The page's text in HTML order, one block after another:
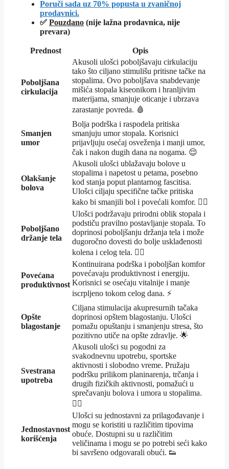
Poruči sada uz 70% popusta u zvaničnoj
prodavnici.
✅ Pouzdano (nije lažna prodavnica, nije
prevara)
Prednost Opis
Poboljšana
cirkulacija
Akusoli ulošci poboljšavaju cirkulaciju
tako što ciljano stimulišu pritisne tačke na
stopalima. Ovo poboljšava snabdevanje
mišića stopala kiseonikom i hranljivim
materijama, smanjuje oticanje i ubrzava
zarastanje povreda. 🩸
Smanjen
umor
Bolja podrška i raspodela pritiska
smanjuju umor stopala. Korisnici
prijavljuju osećaj osveženja i manji umor,
čak i nakon dugih dana na nogama. 😌
Olakšanje
bolova
Akusoli ulošci ublažavaju bolove u
stopalima i napetost u petama, posebno
kod stanja poput plantarnog fascitisa.
Ulošci ciljaju specifične tačke pritiska
kako bi smanjili bol i povećali komfor. 🚶‍♂️
Poboljšano
držanje tela
Ulošci podržavaju prirodni oblik stopala i
podstiču pravilno postavljanje stopala. To
doprinosi poboljšanju držanja tela i može
dugoročno dovesti do bolje usklađenosti
kolena i celog tela. 🧍‍♀️
Povećana
produktivnost
Kontinuirana podrška i poboljšan komfor
povećavaju produktivnost i energiju.
Korisnici se osećaju vitalnije i manje
iscrpljeno tokom celog dana. ⚡
Opšte
blagostanje
Ciljana stimulacija akupresurnih tačaka
doprinosi opštem blagostanju. Ulošci
pomažu opuštanju i smanjenju stresa, što
pozitivno utiče na opšte zdravlje. 🌟
Svestrana
upotreba
Akusoli ulošci su pogodni za
svakodnevnu upotrebu, sportske
aktivnosti i slobodno vreme. Pružaju
podršku prilikom planinarenja, trčanja i
drugih fizičkih aktivnosti, pomažući u
sprečavanju bolova i umora u stopalima.
🏃‍♀️
Jednostavnost
korišćenja
Ulošci su jednostavni za prilagođavanje i
mogu se koristiti u različitim tipovima
obuće. Dostupni su u različitim
veličinama i mogu se po potrebi seći kako
bi savršeno odgovarali obući. 👟